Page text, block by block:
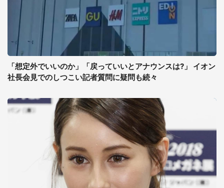
「想定外でいいのか」「戻っていいとアナウンスは?」 イオン
社長会見でのしつこい記者質問に疑問も続々